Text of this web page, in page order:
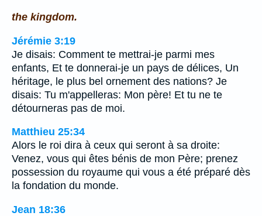
the kingdom.
Jérémie 3:19
Je disais: Comment te mettrai-je parmi mes
enfants, Et te donnerai-je un pays de délices, Un
héritage, le plus bel ornement des nations? Je
disais: Tu m'appelleras: Mon père! Et tu ne te
détourneras pas de moi.
Matthieu 25:34
Alors le roi dira à ceux qui seront à sa droite:
Venez, vous qui êtes bénis de mon Père; prenez
possession du royaume qui vous a été préparé dès
la fondation du monde.
Jean 18:36